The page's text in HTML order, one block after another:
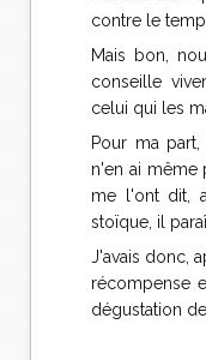
contre le
Mais bon,
conseille
celui qui les
Pour ma
n'en ai même
me l'ont dit,
stoïque, il
J'avais donc,
récompense
dégustation